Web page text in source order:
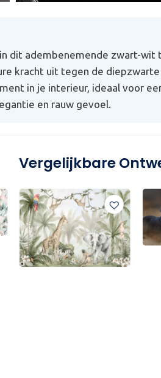
dit adembenemende zwart-wit
kracht uit tegen de
in je interieur, ideaal voor
en rauw gevoel.
Vergelijkbare